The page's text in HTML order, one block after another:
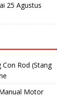
25 Agustus
Rod (Stang
Motor